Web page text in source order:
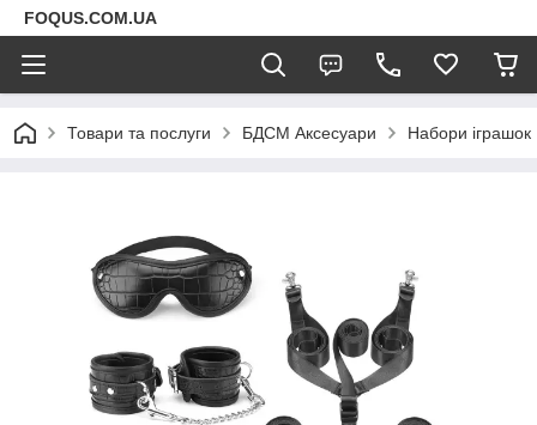
FOQUS.COM.UA
Товари та послуги БДСМ Аксесуари Набори іграшок